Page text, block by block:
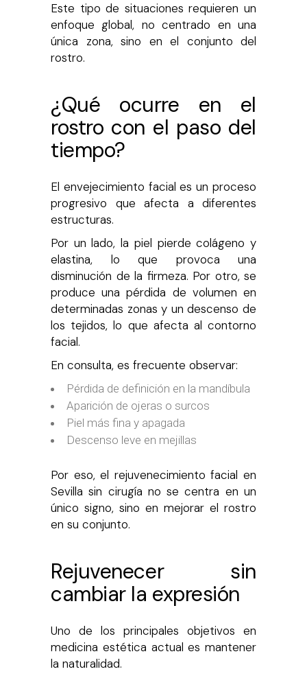
Este tipo de situaciones requieren un
enfoque global, no centrado en una
única zona, sino en el conjunto del
rostro.
¿Qué ocurre en el
rostro con el paso del
tiempo?
El envejecimiento facial es un proceso
progresivo que afecta a diferentes
estructuras.
Por un lado, la piel pierde colágeno y
elastina, lo que provoca una
disminución de la firmeza. Por otro, se
produce una pérdida de volumen en
determinadas zonas y un descenso de
los tejidos, lo que afecta al contorno
facial.
En consulta, es frecuente observar:
Pérdida de definición en la mandíbula
Aparición de ojeras o surcos
Piel más fina y apagada
Descenso leve en mejillas
Por eso, el rejuvenecimiento facial en
Sevilla sin cirugía no se centra en un
único signo, sino en mejorar el rostro
en su conjunto.
Rejuvenecer sin
cambiar la expresión
Uno de los principales objetivos en
medicina estética actual es mantener
la naturalidad.